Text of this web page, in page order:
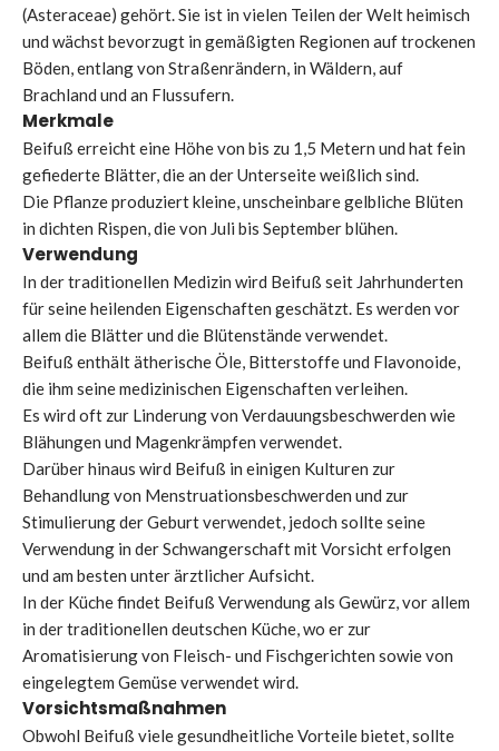
(Asteraceae) gehört. Sie ist in vielen Teilen der Welt heimisch
und wächst bevorzugt in gemäßigten Regionen auf trockenen
Böden, entlang von Straßenrändern, in Wäldern, auf
Brachland und an Flussufern.
Merkmale
Beifuß erreicht eine Höhe von bis zu 1,5 Metern und hat fein
gefiederte Blätter, die an der Unterseite weißlich sind.
Die Pflanze produziert kleine, unscheinbare gelbliche Blüten
in dichten Rispen, die von Juli bis September blühen.
Verwendung
In der traditionellen Medizin wird Beifuß seit Jahrhunderten
für seine heilenden Eigenschaften geschätzt. Es werden vor
allem die Blätter und die Blütenstände verwendet.
Beifuß enthält ätherische Öle, Bitterstoffe und Flavonoide,
die ihm seine medizinischen Eigenschaften verleihen.
Es wird oft zur Linderung von Verdauungsbeschwerden wie
Blähungen und Magenkrämpfen verwendet.
Darüber hinaus wird Beifuß in einigen Kulturen zur
Behandlung von Menstruationsbeschwerden und zur
Stimulierung der Geburt verwendet, jedoch sollte seine
Verwendung in der Schwangerschaft mit Vorsicht erfolgen
und am besten unter ärztlicher Aufsicht.
In der Küche findet Beifuß Verwendung als Gewürz, vor allem
in der traditionellen deutschen Küche, wo er zur
Aromatisierung von Fleisch- und Fischgerichten sowie von
eingelegtem Gemüse verwendet wird.
Vorsichtsmaßnahmen
Obwohl Beifuß viele gesundheitliche Vorteile bietet, sollte